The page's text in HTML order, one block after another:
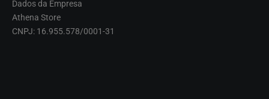
Dados da Empresa
Athena Store
CNPJ: 16.955.578/0001-31